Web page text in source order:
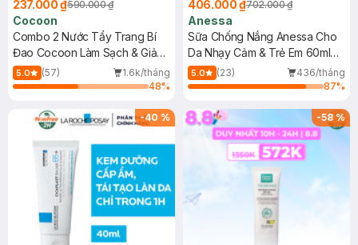
237.000 ₫590.000 ₫
Cocoon
Combo 2 Nước Tẩy Trang Bí
Đao Cocoon Làm Sạch & Giảm
Dầu 500ml
5.0 (57)
1.6k/tháng
48%
406.000 ₫702.000 ₫
Anessa
Sữa Chống Nắng Anessa Cho
Da Nhạy Cảm & Trẻ Em 60ml
(Mới)
5.0 (23)
436/tháng
87%
-40 % -58%